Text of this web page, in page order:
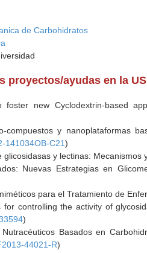
de Carbohidratos
proyectos/ayudas en la
new Cyclodextrin-based
compuestos y nanoplataformas
141034OB-C21)
glicosidasas y lectinas:
Nuevas Estrategias en
para el Tratamiento de
for controlling the activity of
)
Basados en
44021-R)